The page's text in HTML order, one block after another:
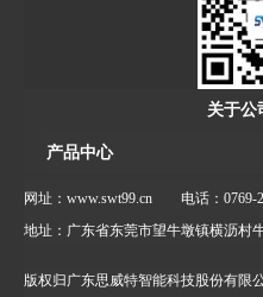
关于公
产品中心
网址：www.swt99.cn 电话：0769-
地址：广东省东莞市望牛墩镇横沥村
版权归广东思威特智能科技股份有限